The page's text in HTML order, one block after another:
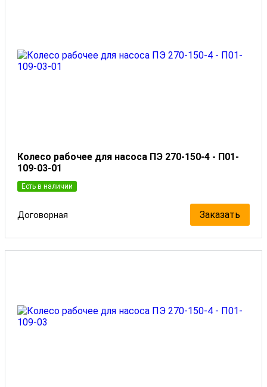
Колесо рабочее для насоса ПЭ 270-150-4 - П01-
109-03-01
Есть в наличии
Договорная Заказать